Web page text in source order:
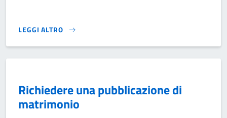
LEGGI ALTRO
CERTIFICATI ANAGRAFICI - ANPR}
Richiedere una pubblicazione di
matrimonio